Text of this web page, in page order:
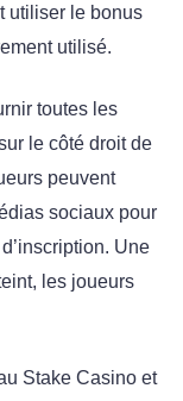
utiliser le bonus
utilisé.
toutes les
le côté droit de
peuvent
sociaux pour
Une
les joueurs
Stake Casino et